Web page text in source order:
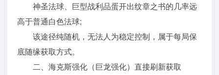
神圣法球、巨型战利品蛋开出纹章之书的几率远
高于普通白色法球;
该途径纯随机，无法人为稳定控制，属于每局保
底随缘获取方式。
二、海克斯强化（巨龙强化）直接刷新获取